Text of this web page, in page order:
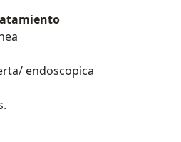
endoscopica